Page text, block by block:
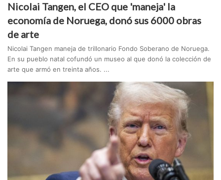
Nicolai Tangen, el CEO que 'maneja' la
economía de Noruega, donó sus 6000 obras
de arte
Nicolai Tangen maneja de trillonario Fondo Soberano de Noruega.
En su pueblo natal cofundó un museo al que donó la colección de
arte que armó en treinta años. ...